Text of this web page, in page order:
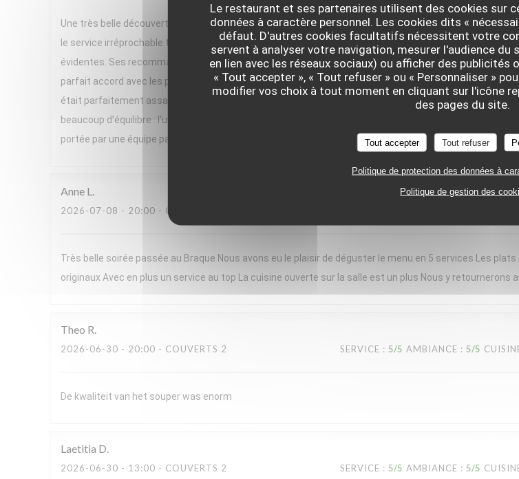
Le restaurant et ses partenaires utilisent des cookies sur
données à caractère personnel. Les cookies dits «
défaut. D'autres cookies facultatifs nécessitent votre
servent à analyser votre navigation, mesurer l'audience
en lien avec les réseaux sociaux) ou afficher des publicités
« Tout accepter », « Tout refuser » ou « Personnaliser »
modifier vos choix à tout moment en cliquant sur l'icône
des pages du site.
Tout accepter Tout refuser
Politique de protection des données à
Politique de gestion des
Une très belle découverte ! Nous avons passé un excellent moment chez « Le Braque » ce samedi soir.
le service irréprochable tout au long du repas. Un grand bravo à notre serveuse, dont les
évidentes. Ses recommandations de vins, parfois issues de domaines plus confidentiels, étaient
parfait accord avec les plats. Le menu, très végétal et herbacé, apportait une belle fraîcheur, idéale
était parfaitement assaisonnée, pleine de saveurs et servie en portions généreuses. Les desserts
beaucoup d’équilibre : l’un très frais, l’autre plus réconfortant, tout en restant léger. Une cuisine précise,
portée par une équipe passionnée. Nous avons adoré cette expérience et reviendrons avec grand plaisir
Anne L
2026-07-08 - 20:00 - COUVERTS 2
Très belle soirée passée au Braque Nous avons eu le plaisir de déguster le menu en 5 services Les
originaux Avec en plus un service au top La cuisine ouverte sur la salle est un plus Nous y retournerons
Theo R
2026-06-30 - 20:00 - COUVERTS 2 SERVICE : 5/5 AMBIANCE : 5/5
De kwaliteit van het souper was enorm
Laetitia D
2026-06-30 - 13:00 - COUVERTS 2 SERVICE : 5/5 AMBIANCE : 5/5